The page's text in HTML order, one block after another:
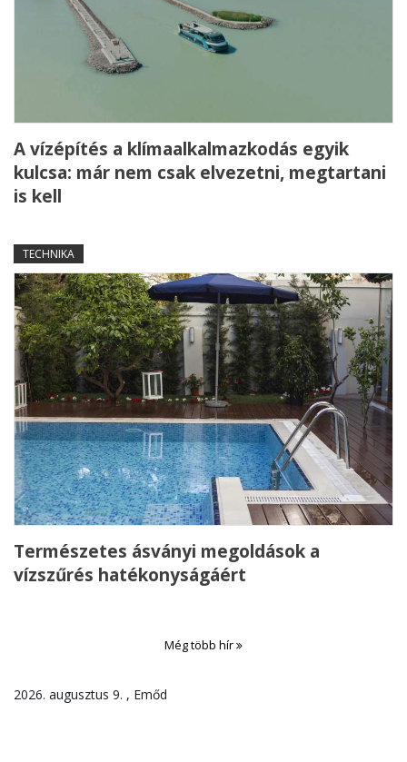
A vízépítés a klímaalkalmazkodás egyik
kulcsa: már nem csak elvezetni, megtartani
is kell
TECHNIKA
Természetes ásványi megoldások a
vízszűrés hatékonyságáért
Még több hír
2026. augusztus 9. , Emőd